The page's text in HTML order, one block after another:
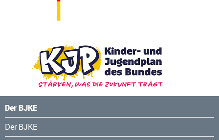
Der BJKE
Navigation
überspringen
Der BJKE